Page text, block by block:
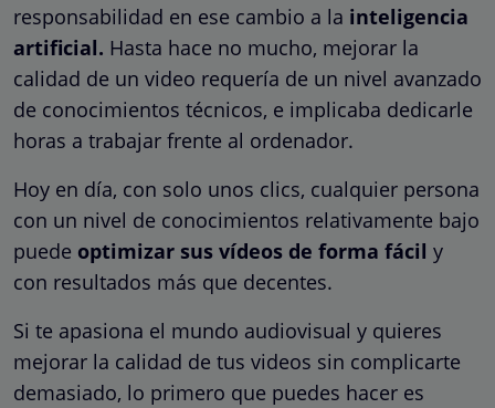
responsabilidad en ese cambio a la inteligencia
artificial. Hasta hace no mucho, mejorar la
calidad de un video requería de un nivel avanzado
de conocimientos técnicos, e implicaba dedicarle
horas a trabajar frente al ordenador.
Hoy en día, con solo unos clics, cualquier persona
con un nivel de conocimientos relativamente bajo
puede optimizar sus vídeos de forma fácil y
con resultados más que decentes.
Si te apasiona el mundo audiovisual y quieres
mejorar la calidad de tus videos sin complicarte
demasiado, lo primero que puedes hacer es